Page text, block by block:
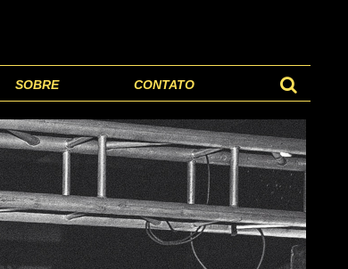
SOBRE CONTATO